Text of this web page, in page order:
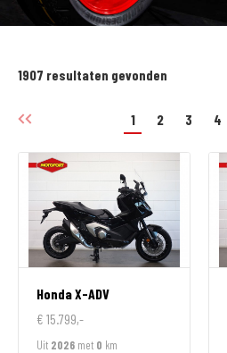
1907 resultaten gevonden
1 2 3 4
HondaX-ADV
€ 15.799,-
Uit 2026 met 0 km